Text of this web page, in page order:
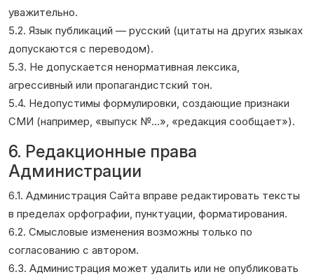
уважительно.
5.2. Язык публикаций — русский (цитаты на других языках
допускаются с переводом).
5.3. Не допускается ненормативная лексика,
агрессивный или пропагандистский тон.
5.4. Недопустимы формулировки, создающие признаки
СМИ (например, «выпуск №…», «редакция сообщает»).
6. Редакционные права
Администрации
6.1. Администрация Сайта вправе редактировать тексты
в пределах орфографии, пунктуации, форматирования.
6.2. Смысловые изменения возможны только по
согласованию с автором.
6.3. Администрация может удалить или не опубликовать